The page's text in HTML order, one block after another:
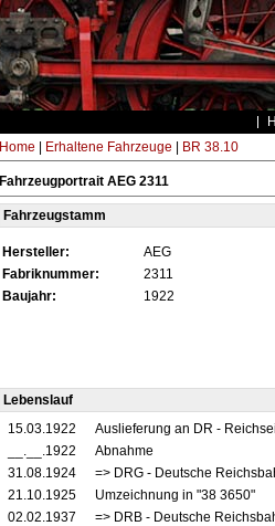
Home Erhaltene Fahrzeuge BR 38.10
Fahrzeugportrait AEG 2311
Fahrzeugstamm
Hersteller:
AEG
Fabriknummer:
2311
Baujahr:
1922
Lebenslauf
15.03.1922
Auslieferung an DR -
__.__.1922
Abnahme
31.08.1924
=> DRG - Deutsche
21.10.1925
Umzeichnung in "38 3650"
02.02.1937
=> DRB - Deutsche